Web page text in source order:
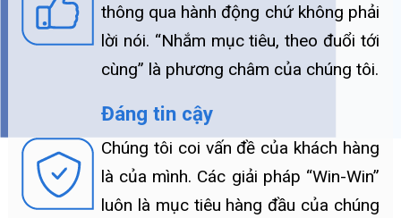
thông qua hành động chứ không phải
lời nói. “Nhắm mục tiêu, theo đuổi tới
cùng” là phương châm của chúng tôi.
Đáng tin cậy
Chúng tôi coi vấn đề của khách hàng
là của mình. Các giải pháp “Win-Win”
luôn là mục tiêu hàng đầu của chúng